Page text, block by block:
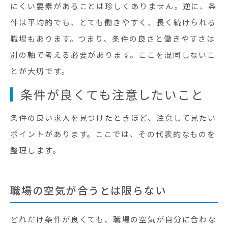
にくい要素があることは珍しくありません。逆に、条
件は平均的でも、とても働きやすく、長く続けられる
職場もあります。つまり、条件の良さと働きやすさは
別の軸で考える必要があります。ここを混同しないこ
とが大切です。
条件が良くても注意したいこと
条件の良い求人を見つけたときほど、注意して見たい
ポイントがあります。ここでは、その代表的なものを
整理します。
職場の空気が合うとは限らない
どれだけ条件が良くても、職場の空気が自分に合わな